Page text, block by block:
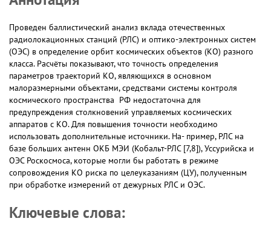
Проведен баллистический анализ вклада отечественных
радиолокационных станций (РЛС) и оптико-электронных систем
(ОЭС) в определение орбит космических объектов (КО) разного
класса. Расчёты показывают, что точность определения
параметров траекторий КО, являющихся в основном
малоразмерными объектами, средствами системы контроля
космического пространства РФ недостаточна для
предупреждения столкновений управляемых космических
аппаратов с КО. Для повышения точности необходимо
использовать дополнительные источники. На- пример, РЛС на
базе больших антенн ОКБ МЭИ (Кобальт-РЛС [7,8]), Уссурийска и
ОЭС Роскосмоса, которые могли бы работать в режиме
сопровождения КО риска по целеуказаниям (ЦУ), полученным
при обработке измерений от дежурных РЛС и ОЭС.
Ключевые слова: